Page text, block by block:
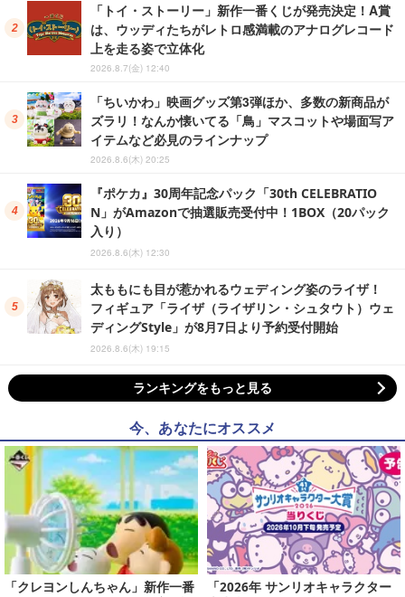
「トイ・ストーリー」新作一番くじが発売決定！A賞
は、ウッディたちがレトロ感満載のアナログレコード
上を走る姿で立体化
2026.8.7(金) 12:40
「ちいかわ」映画グッズ第3弾ほか、多数の新商品が
ズラリ！なんか懐いてる「鳥」マスコットや場面写ア
イテムなど必見のラインナップ
2026.8.6(木) 20:25
『ポケカ』30周年記念パック「30th CELEBRATIO
N」がAmazonで抽選販売受付中！1BOX（20パック
入り）
2026.8.6(木) 12:30
太ももにも目が惹かれるウェディング姿のライザ！
フィギュア「ライザ（ライザリン・シュタウト）ウェ
ディングStyle」が8月7日より予約受付開始
2026.8.6(木) 19:15
ランキングをもっと見る
今、あなたにオススメ
「クレヨンしんちゃん」新作一番
「2026年 サンリオキャラクター